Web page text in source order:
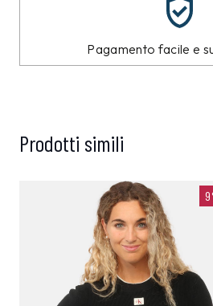
Pagamento facile e
Prodotti simili